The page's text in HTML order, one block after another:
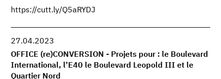
https://cutt.ly/Q5aRYDJ
27.04.2023
OFFICE (re)CONVERSION - Projets pour : le Boulevard
International, l’E40 le Boulevard Leopold III et le
Quartier Nord